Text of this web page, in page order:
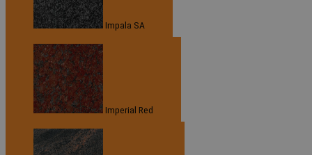
Impala SA
Imperial Red